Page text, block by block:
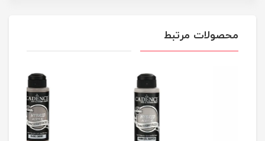
محصولات مرتبط